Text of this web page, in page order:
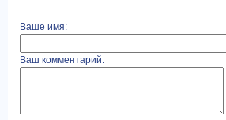
Ваше имя:
Ваш комментарий: